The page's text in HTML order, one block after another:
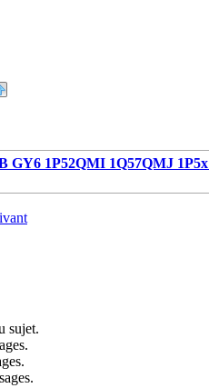
GY6 1P52QMI 1Q57QMJ
sujet.